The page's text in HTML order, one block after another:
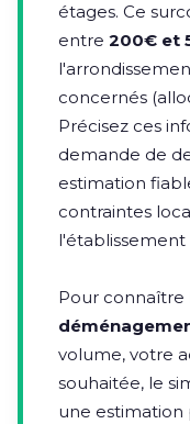
étages. Ce
entre 200€ et
concernés
Précisez ces
demande de
estimation
contraintes
l'établissement
Pour connaître
volume, votre
souhaitée, le
une estimation